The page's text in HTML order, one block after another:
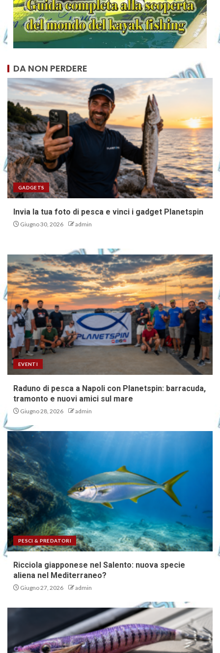
DA NON PERDERE
GADGETS
Invia la tua foto di pesca e vinci i gadget Planetspin
Giugno 30, 2026 admin
EVENTI
Raduno di pesca a Napoli con Planetspin: barracuda,
tramonto e nuovi amici sul mare
Giugno 28, 2026 admin
PESCI & PREDATORI
Ricciola giapponese nel Salento: nuova specie
aliena nel Mediterraneo?
Giugno 27, 2026 admin